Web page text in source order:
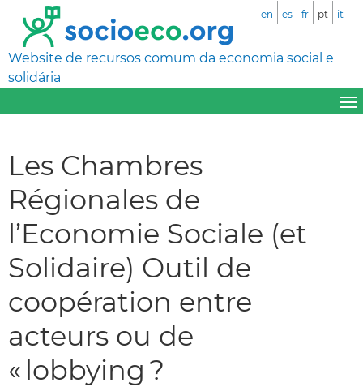
Website de recursos comum da economia social e
solidária
en es fr pt it
Les Chambres
Régionales de
l’Economie Sociale (et
Solidaire) Outil de
coopération entre
acteurs ou de
« lobbying ?